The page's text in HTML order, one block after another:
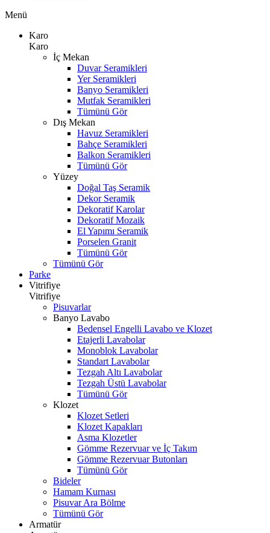
Menü
Karo
Karo
İç Mekan
Duvar Seramikleri
Yer Seramikleri
Banyo Seramikleri
Mutfak Seramikleri
Tümünü Gör
Dış Mekan
Havuz Seramikleri
Bahçe Seramikleri
Balkon Seramikleri
Tümünü Gör
Yüzey
Doğal Taş Seramik
Dekor Seramik
Dekoratif Karolar
Dekoratif Mozaik
El Yapımı Seramik
Porselen Granit
Tümünü Gör
Tümünü Gör
Parke
Vitrifiye
Vitrifiye
Pisuvarlar
Banyo Lavabo
Bedensel Engelli Lavabo ve Klozet
Etajerli Lavabolar
Monoblok Lavabolar
Standart Lavabolar
Tezgah Altı Lavabolar
Tezgah Üstü Lavabolar
Tümünü Gör
Klozet
Klozet Setleri
Klozet Kapakları
Asma Klozetler
Gömme Rezervuar ve İç Takım
Gömme Rezervuar Butonları
Tümünü Gör
Bideler
Hamam Kurnası
Pisuvar Ara Bölme
Tümünü Gör
Armatür